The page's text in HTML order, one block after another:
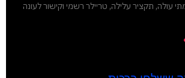
– מתי עולה, תקציר עלילה, טריילר רשמי וקישור לעונה